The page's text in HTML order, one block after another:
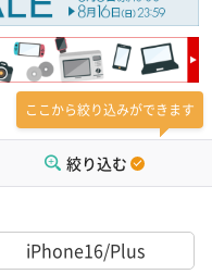
ここから絞り込みができます
絞り込む
iPhone16/Plus